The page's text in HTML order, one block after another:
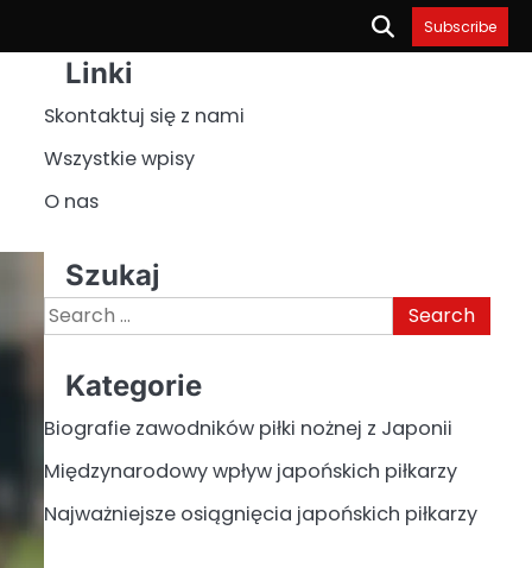
Subscribe
Linki
Skontaktuj się z nami
Wszystkie wpisy
O nas
Szukaj
Search
for:
Kategorie
Biografie zawodników piłki nożnej z Japonii
Międzynarodowy wpływ japońskich piłkarzy
Najważniejsze osiągnięcia japońskich piłkarzy